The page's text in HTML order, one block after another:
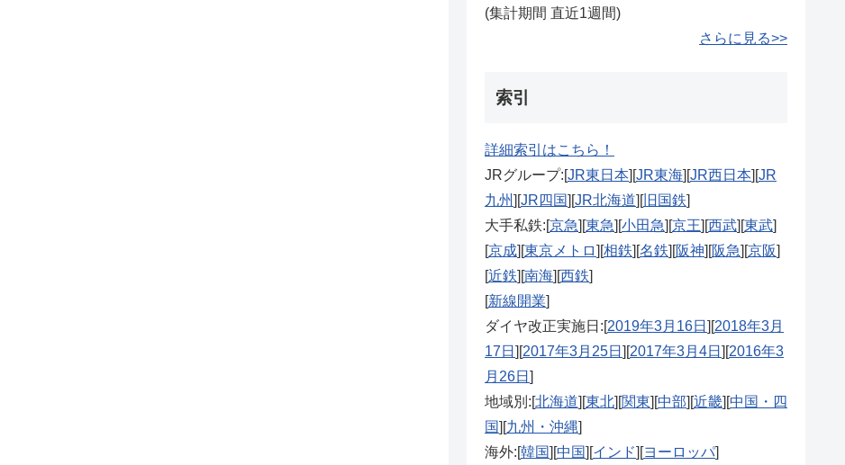
(集計期間 直近1週間)
さらに見る>>
索引
詳細索引はこちら！
JRグループ:[JR東日本][JR東海][JR西日本][JR
九州][JR四国][JR北海道][旧国鉄]
大手私鉄:[京急][東急][小田急][京王][西武][東武]
[京成][東京メトロ][相鉄][名鉄][阪神][阪急][京阪]
[近鉄][南海][西鉄]
[新線開業]
ダイヤ改正実施日:[2019年3月16日 ][2018年3月
17日 ][2017年3月25日 ][2017年3月4日 ][2016年3
月26日 ]
地域別:[北海道][東北][関東][中部][近畿][中国・四
国][九州・沖縄]
海外:[韓国][中国][インド][ヨーロッパ]